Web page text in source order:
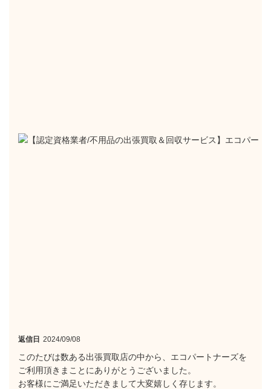
返信日 2024/09/08
このたびは数ある出張買取店の中から、エコパートナーズを
ご利用頂きまことにありがとうございました。
お客様にご満足いただきまして大変嬉しく存じます。